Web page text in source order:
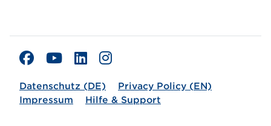
Datenschutz (DE)
Privacy Policy (EN)
Impressum
Hilfe & Support